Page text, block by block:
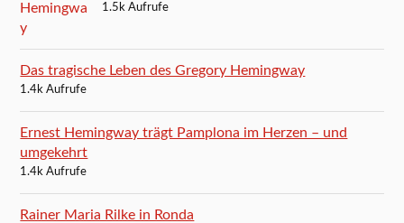
1.5k Aufrufe
Das tragische Leben des Gregory Hemingway
1.4k Aufrufe
Ernest Hemingway trägt Pamplona im Herzen – und
umgekehrt
1.4k Aufrufe
Rainer Maria Rilke in Ronda